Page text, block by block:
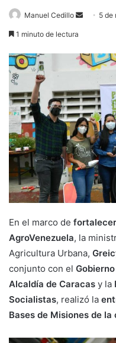
Manuel Cedillo
Send 5 de
1 minuto de lectura
En el marco de
AgroVenezuela, la
Agricultura Urbana,
conjunto con el
Alcaldía de Caracas y la
Socialistas, realizó la
Bases de Misiones de